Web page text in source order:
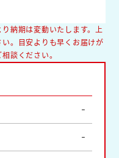
納期は変動いたします。上
。目安よりも早くお届けが
談ください。
-
-